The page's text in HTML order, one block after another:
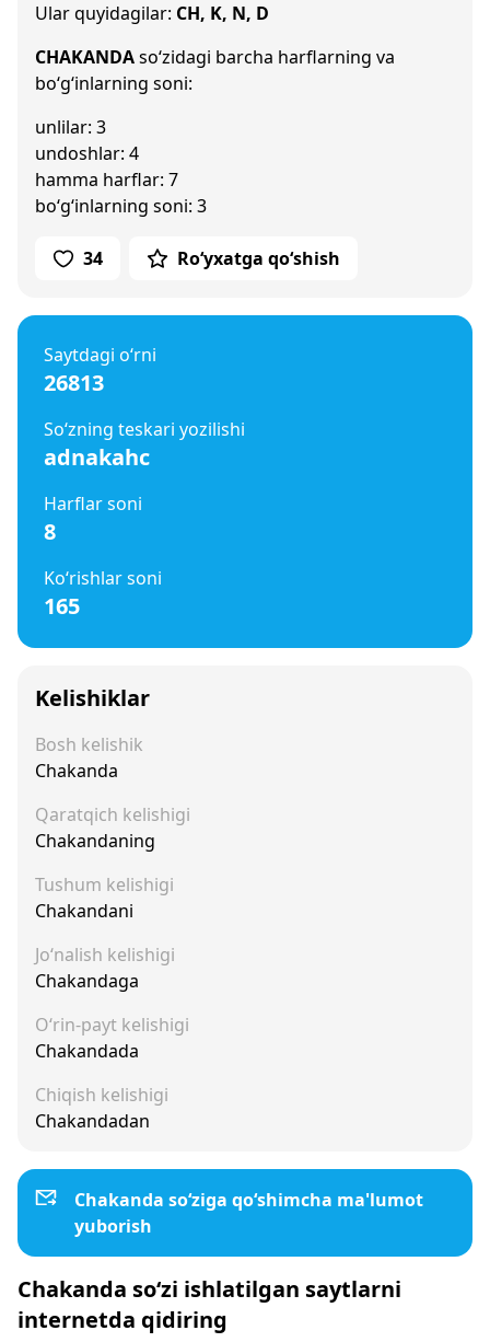
Ular quyidagilar: CH, K, N, D
CHAKANDAso‘zidagi barcha harflarning va
bo‘g‘inlarning soni:
unlilar: 3
undoshlar: 4
hamma harflar: 7
bo‘g‘inlarning soni: 3
34 Ro‘yxatga qo‘shish
Saytdagi o‘rni
26813
So‘zning teskari yozilishi
adnakahc
Harflar soni
8
Ko‘rishlar soni
165
Kelishiklar
Bosh kelishik
Chakanda
Qaratqich kelishigi
Chakandaning
Tushum kelishigi
Chakandani
Jo‘nalish kelishigi
Chakandaga
O‘rin-payt kelishigi
Chakandada
Chiqish kelishigi
Chakandadan
Chakanda so‘ziga qo‘shimcha ma'lumot
yuborish
Chakanda so‘zi ishlatilgan saytlarni
internetda qidiring